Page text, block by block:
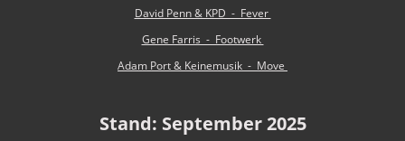
David Penn & KPD - Fever
Gene Farris - Footwerk
Adam Port & Keinemusik - Move
Stand: September 2025